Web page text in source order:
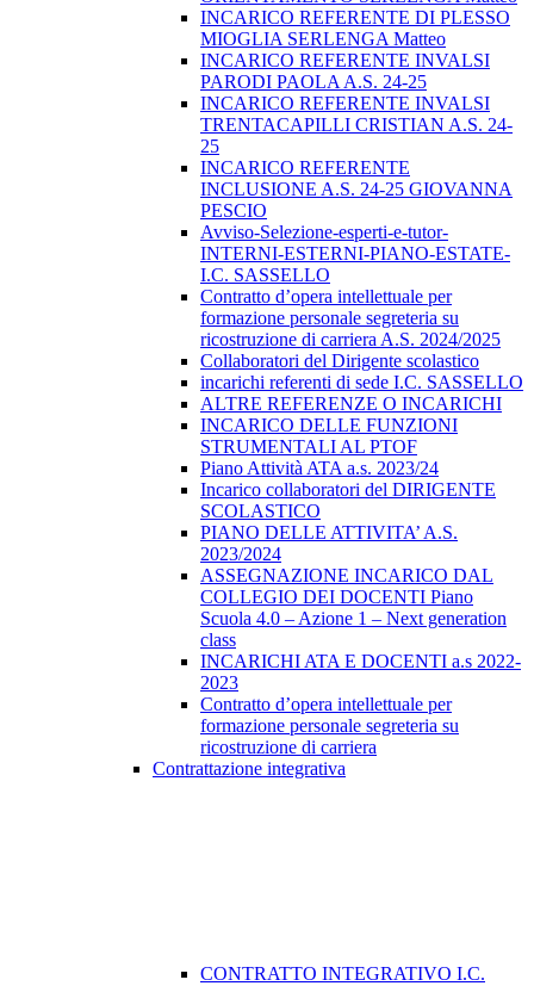
INCARICO REFERENTE DI PLESSO
MIOGLIA SERLENGA Matteo
INCARICO REFERENTE INVALSI
PARODI PAOLA A.S. 24-25
INCARICO REFERENTE INVALSI
TRENTACAPILLI CRISTIAN A.S. 24-
25
INCARICO REFERENTE
INCLUSIONE A.S. 24-25 GIOVANNA
PESCIO
Avviso-Selezione-esperti-e-tutor-
INTERNI-ESTERNI-PIANO-ESTATE-
I.C. SASSELLO
Contratto d’opera intellettuale per
formazione personale segreteria su
ricostruzione di carriera A.S. 2024/2025
Collaboratori del Dirigente scolastico
incarichi referenti di sede I.C. SASSELLO
ALTRE REFERENZE O INCARICHI
INCARICO DELLE FUNZIONI
STRUMENTALI AL PTOF
Piano Attività ATA a.s. 2023/24
Incarico collaboratori del DIRIGENTE
SCOLASTICO
PIANO DELLE ATTIVITA’ A.S.
2023/2024
ASSEGNAZIONE INCARICO DAL
COLLEGIO DEI DOCENTI Piano
Scuola 4.0 – Azione 1 – Next generation
class
INCARICHI ATA E DOCENTI a.s 2022-
2023
Contratto d’opera intellettuale per
formazione personale segreteria su
ricostruzione di carriera
Contrattazione integrativa
CONTRATTO INTEGRATIVO I.C.